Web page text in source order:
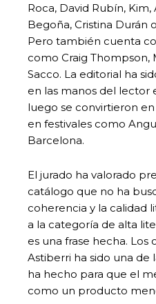
Roca, David Rubín,
Begoña, Cristina Durán
Pero también cuenta
como Craig Thompson,
Sacco. La editorial ha
en las manos del lector
luego se convirtieron
en festivales como
Barcelona.
El jurado ha valorado
catálogo que no ha
coherencia y la calidad
a la categoría de alta
es una frase hecha. Los
Astiberri ha sido una de
ha hecho para que el
como un producto